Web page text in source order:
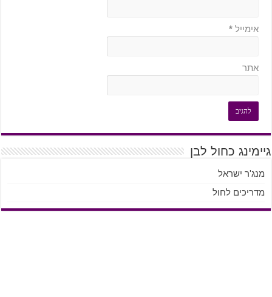
אימייל *
אתר
גיימינג כחול לבן
מנג'ר ישראל
מדריכים לחול